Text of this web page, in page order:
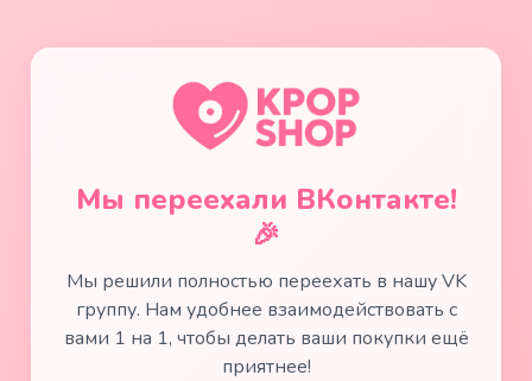
Мы переехали ВКонтакте!
🎉
Мы решили полностью переехать в нашу VK
группу. Нам удобнее взаимодействовать с
вами 1 на 1, чтобы делать ваши покупки ещё
приятнее!